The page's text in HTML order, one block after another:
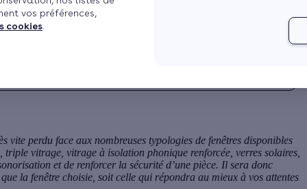
vos préférences,
cookies
vite perdu face aux nombreuses typologies de fenêtres disponibles
triple vitrage, vitrage à isolation phonique renforcée, verres solaires,
et de renforcer la sécurité d’une pièce. Il sera donc
la fenêtre choisie, soit celle qui répondra au mieux à vos attentes